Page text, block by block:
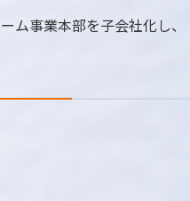
ム事業本部を子会社化し、